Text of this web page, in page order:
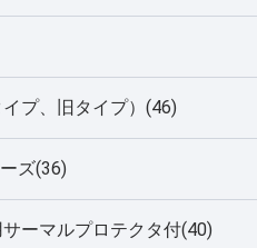
プ、旧タイプ）(46)
ズ(36)
ーマルプロテクタ付(40)